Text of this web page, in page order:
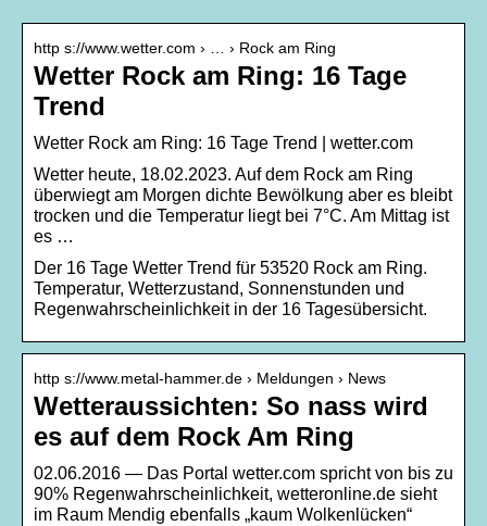
http s://www.wetter.com › … › Rock am Ring
Wetter Rock am Ring: 16 Tage
Trend
Wetter Rock am Ring: 16 Tage Trend | wetter.com
Wetter heute, 18.02.2023. Auf dem Rock am Ring
überwiegt am Morgen dichte Bewölkung aber es bleibt
trocken und die Temperatur liegt bei 7°C. Am Mittag ist
es …
Der 16 Tage Wetter Trend für 53520 Rock am Ring.
Temperatur, Wetterzustand, Sonnenstunden und
Regenwahrscheinlichkeit in der 16 Tagesübersicht.
http s://www.metal-hammer.de › Meldungen › News
Wetteraussichten: So nass wird
es auf dem Rock Am Ring
02.06.2016 — Das Portal wetter.com spricht von bis zu
90% Regenwahrscheinlichkeit, wetteronline.de sieht
im Raum Mendig ebenfalls „kaum Wolkenlücken“